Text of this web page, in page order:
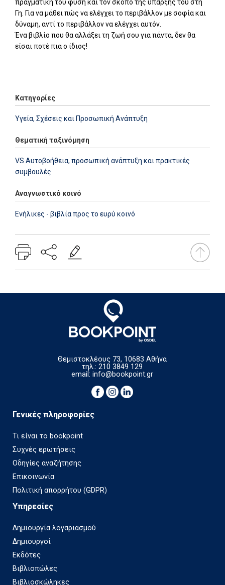
πραγματική του φύση και τον σκοπό της ύπαρξής του στη
Γη. Για να μάθει πώς να ελέγχει το περιβάλλον με σοφία και
δύναμη, αντί το περιβάλλον να ελέγχει αυτόν.
Ένα βιβλίο που θα αλλάξει τη ζωή σου για πάντα, δεν θα
είσαι ποτέ πια ο ίδιος!
Κατηγορίες
Υγεία, Σχέσεις και Προσωπική Ανάπτυξη
Θεματική ταξινόμηση
VS Αυτοβοήθεια, προσωπική ανάπτυξη και πρακτικές
συμβουλές
Αναγνωστικό κοινό
Ενήλικες - βιβλία προς το ευρύ κοινό
Θεμιστοκλέους 73, 10683 Αθήνα
τηλ.: 210 3849 129
email:info@bookpoint.gr
Γενικές πληροφορίες
Τι είναι το bookpoint
Συχνές ερωτήσεις
Οδηγίες αναζήτησης
Επικοινωνία
Πολιτική απορρήτου (GDPR)
Υπηρεσίες
Δημιουργία λογαριασμού
Δημιουργοί
Εκδότες
Βιβλιοπώλες
Βιβλιοσκώληκες